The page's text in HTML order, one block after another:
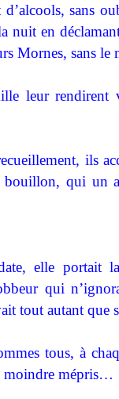
sans
nuit en
Mornes, sans le
leur rendirent
ils
qui un
elle portait
qui
tout autant que
tous, à
moindre mépris…